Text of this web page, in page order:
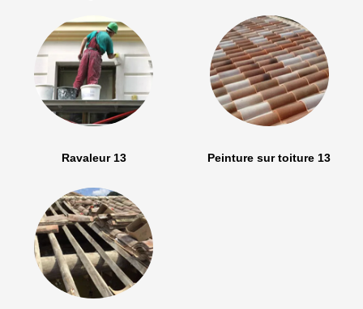
Ravaleur 13 Peinture sur toiture 13